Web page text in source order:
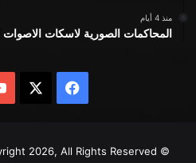
منذ 4 أيام
المحاكمات الصورية لاسكات الاصوات
فيسبوك